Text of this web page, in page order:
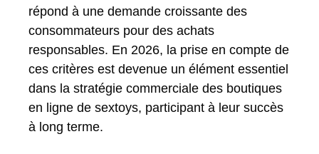
répond à une demande croissante des
consommateurs pour des achats
responsables. En 2026, la prise en compte de
ces critères est devenue un élément essentiel
dans la stratégie commerciale des boutiques
en ligne de sextoys, participant à leur succès
à long terme.